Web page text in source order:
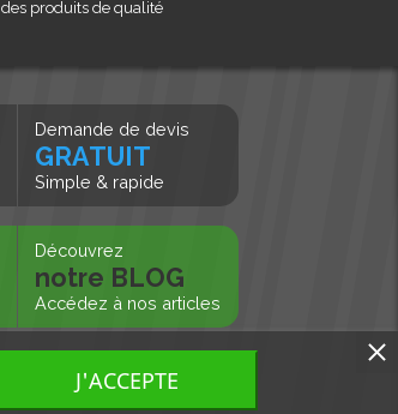
des produits de qualité
Demande de devis
GRATUIT
Simple & rapide
Découvrez
notre BLOG
Accédez à nos articles
J'ACCEPTE